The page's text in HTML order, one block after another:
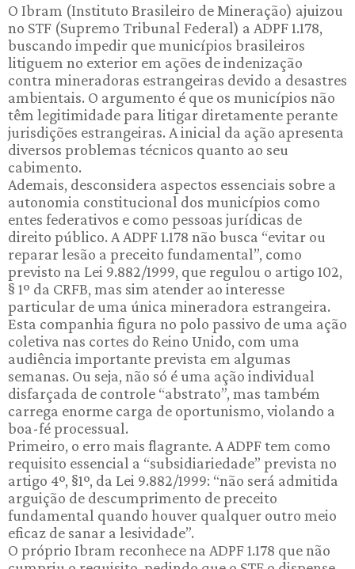
O Ibram (Instituto Brasileiro de Mineração) ajuizou
no STF (Supremo Tribunal Federal) a ADPF 1.178,
buscando impedir que municípios brasileiros
litiguem no exterior em ações de indenização
contra mineradoras estrangeiras devido a desastres
ambientais. O argumento é que os municípios não
têm legitimidade para litigar diretamente perante
jurisdições estrangeiras. A inicial da ação apresenta
diversos problemas técnicos quanto ao seu
cabimento.
Ademais, desconsidera aspectos essenciais sobre a
autonomia constitucional dos municípios como
entes federativos e como pessoas jurídicas de
direito público. A ADPF 1.178 não busca “evitar ou
reparar lesão a preceito fundamental”, como
previsto na Lei 9.882/1999, que regulou o artigo 102,
§ 1º da CRFB, mas sim atender ao interesse
particular de uma única mineradora estrangeira.
Esta companhia figura no polo passivo de uma ação
coletiva nas cortes do Reino Unido, com uma
audiência importante prevista em algumas
semanas. Ou seja, não só é uma ação individual
disfarçada de controle “abstrato”, mas também
carrega enorme carga de oportunismo, violando a
boa-fé processual.
Primeiro, o erro mais flagrante. A ADPF tem como
requisito essencial a “subsidiariedade” prevista no
artigo 4º, §1º, da Lei 9.882/1999: “não será admitida
arguição de descumprimento de preceito
fundamental quando houver qualquer outro meio
eficaz de sanar a lesividade”.
O próprio Ibram reconhece na ADPF 1.178 que não